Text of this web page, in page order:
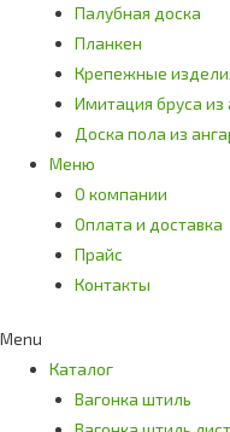
Палубная доска
Планкен
Крепежные
Имитация бруса из
Доска пола из
Меню
О компании
Оплата и доставка
Прайс
Контакты
Menu
Каталог
Вагонка штиль